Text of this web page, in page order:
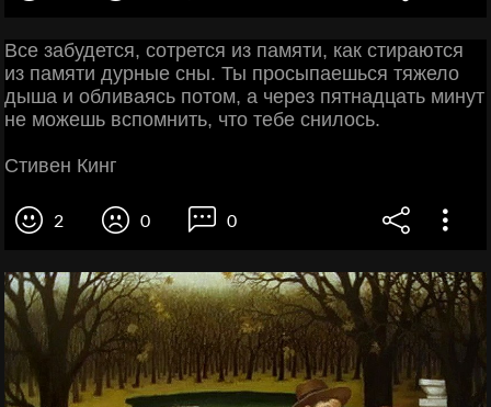
Все забудется, сотрется из памяти, как стираются
из памяти дурные сны. Ты просыпаешься тяжело
дыша и обливаясь потом, а через пятнадцать минут
не можешь вспомнить, что тебе снилось.
Стивен Кинг
2 0 0